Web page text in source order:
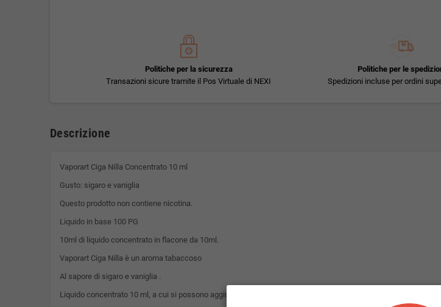
Politiche per la sicurezza
Transazioni sicure tramite il Pos Virtuale di NEXI
Politiche per le
Spedizioni incluse per ordini
Descrizione
Vaporart Ciga Nilla Concentrato 10 ml
Gusto: sigaro e vaniglia
Questo prodotto non contiene nicotina.
Liquido in base 100 PG
10ml di liquido concentrato in flacone da 10ml.
Vaporart Ciga Nilla è un aroma tabaccoso
Al sapore di sigaro e vaniglia .
Liquido concentrato 10 ml, a cui si possono aggiungere basette di nicotina da 10ml per raggiungere la